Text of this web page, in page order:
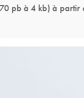
pb à 4 kb) à partir